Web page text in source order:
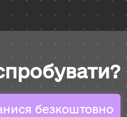
безкоштовно